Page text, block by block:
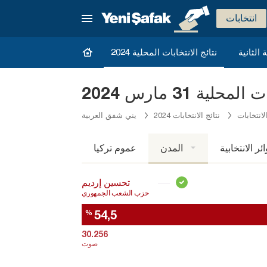
انتخابات
نتائج الانتخابات المحلية 2024
31 مارس 2024
يني شفق العربية نتائج الانتخابات 2024
عموم تركيا المدن الانتخابية
تحسين إرديم
حزب الشعب الجمهوري
% 54,5
30.256
صوت